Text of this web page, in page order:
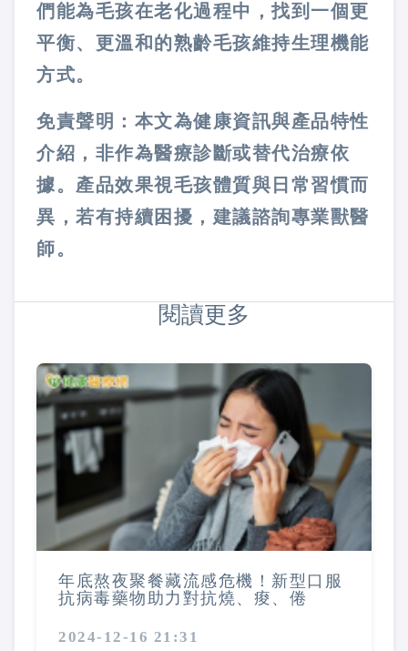
們能為毛孩在老化過程中，找到一個更
平衡、更溫和的熟齡毛孩維持生理機能
方式。
免責聲明：本文為健康資訊與產品特性
介紹，非作為醫療診斷或替代治療依
據。產品效果視毛孩體質與日常習慣而
異，若有持續困擾，建議諮詢專業獸醫
師。
閱讀更多
年底熬夜聚餐藏流感危機！新型口服
抗病毒藥物助力對抗燒、痠、倦
2024-12-16 21:31